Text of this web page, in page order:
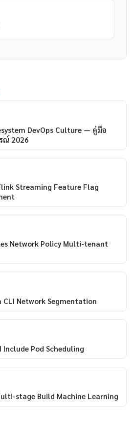
DevOps Culture — คู่มือ
2026
Streaming Feature Flag
Network Policy Multi-tenant
CLI Network Segmentation
Include Pod Scheduling
stage Build Machine Learning